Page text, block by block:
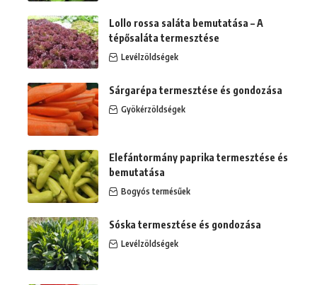
Lollo rossa saláta bemutatása – A
tépősaláta termesztése
Levélzöldségek
Sárgarépa termesztése és gondozása
Gyökérzöldségek
Elefántormány paprika termesztése és
bemutatása
Bogyós termésűek
Sóska termesztése és gondozása
Levélzöldségek